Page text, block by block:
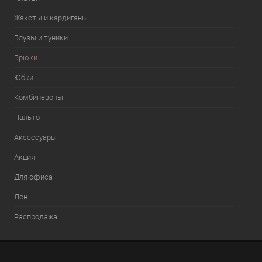
Жакеты и кардиганы
Блузы и туники
Брюки
Юбки
Комбинезоны
Пальто
Аксессуары
Акция!
Для офиса
Лен
Распродажа